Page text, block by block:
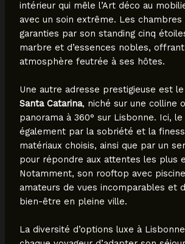
intérieur qui mêle l’Art déco au
avec un soin extrême. Les chambres
garanties par son standing cinq
marbre et d’essences nobles,
atmosphère feutrée à ses hôtes.
Une autre adresse prestigieuse est le
Santa Catarina, niché sur une colline
panorama à 360° sur Lisbonne. Ici, le
également par la sobriété et la
matériaux choisis, ainsi que par un
pour répondre aux attentes les plus
Notamment, son rooftop avec
amateurs de vues incomparables et
bien-être en pleine ville.
La diversité d’options luxe à